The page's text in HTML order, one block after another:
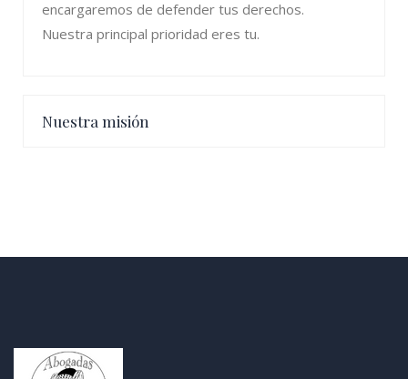
encargaremos de defender tus derechos.
Nuestra principal prioridad eres tu.
Nuestra misión